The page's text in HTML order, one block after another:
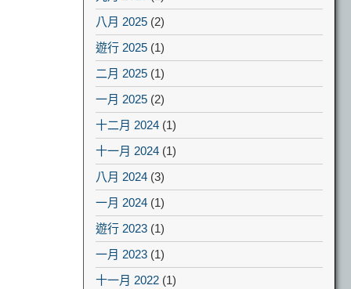
八月 2025 (2)
遊行 2025 (1)
二月 2025 (1)
一月 2025 (2)
十二月 2024 (1)
十一月 2024 (1)
八月 2024 (3)
一月 2024 (1)
遊行 2023 (1)
一月 2023 (1)
十一月 2022 (1)